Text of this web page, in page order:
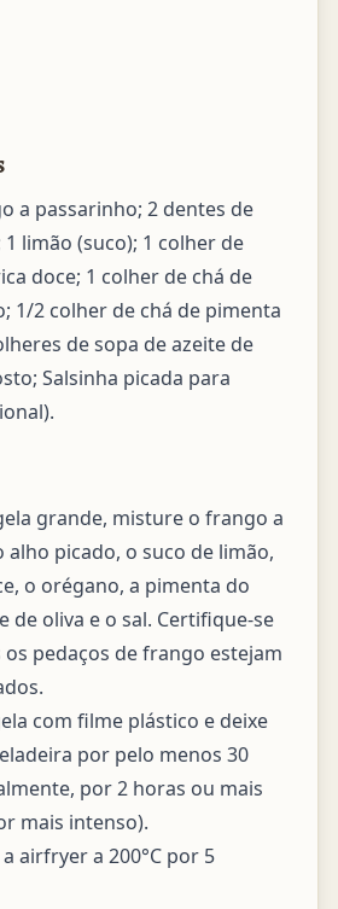
a passarinho; 2 dentes de
limão (suco); 1 colher de
doce; 1 colher de chá de
1/2 colher de chá de pimenta
de sopa de azeite de
Salsinha picada para
grande, misture o frango a
alho picado, o suco de limão,
o orégano, a pimenta do
de oliva e o sal. Certifique-se
pedaços de frango estejam
com filme plástico e deixe
por pelo menos 30
por 2 horas ou mais
mais intenso).
airfryer a 200°C por 5